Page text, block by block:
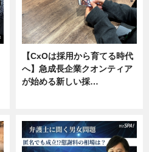
【CxOは採用から育てる時代
へ】急成長企業クオンティア
が始める新しい採…